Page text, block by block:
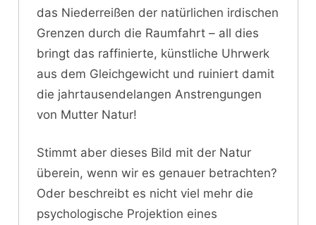
das Niederreißen der natürlichen irdischen
Grenzen durch die Raumfahrt – all dies
bringt das raffinierte, künstliche Uhrwerk
aus dem Gleichgewicht und ruiniert damit
die jahrtausendelangen Anstrengungen
von Mutter Natur!
Stimmt aber dieses Bild mit der Natur
überein, wenn wir es genauer betrachten?
Oder beschreibt es nicht viel mehr die
psychologische Projektion eines